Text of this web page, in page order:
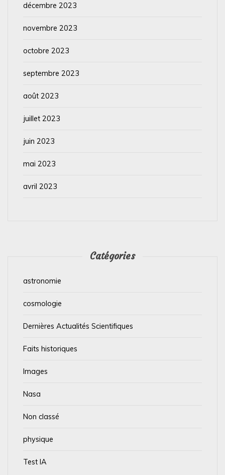
décembre 2023
novembre 2023
octobre 2023
septembre 2023
août 2023
juillet 2023
juin 2023
mai 2023
avril 2023
Catégories
astronomie
cosmologie
Dernières Actualités Scientifiques
Faits historiques
Images
Nasa
Non classé
physique
Test IA